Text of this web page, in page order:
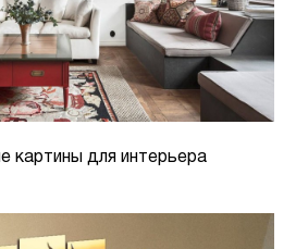
картины для интерьера